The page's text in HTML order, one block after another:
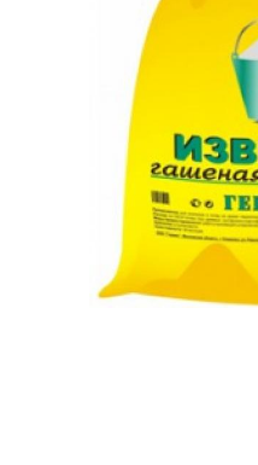
Известь для побелки